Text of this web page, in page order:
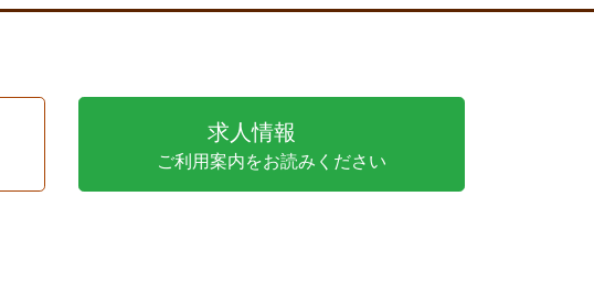
求人情報
ご利用案内をお読みください